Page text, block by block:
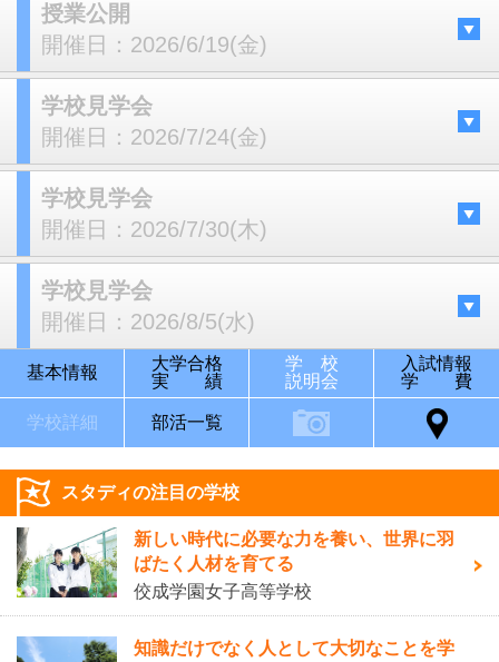
授業公開
開催日： 2026/6/19(金)
学校見学会
開催日： 2026/7/24(金)
学校見学会
開催日： 2026/7/30(木)
学校見学会
開催日： 2026/8/5(水)
基本情報
大学合格
実 績
学 校
説明会
入試情報
学 費
学校詳細 部活一覧
スタディの注目の学校
新しい時代に必要な力を養い、世界に羽
ばたく人材を育てる
佼成学園女子高等学校
知識だけでなく人として大切なことを学